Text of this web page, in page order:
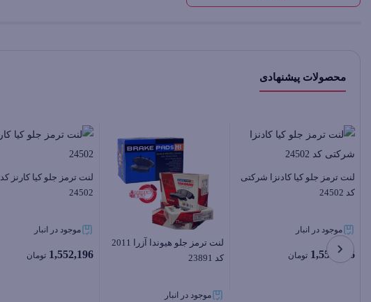
محصولات پیشنهادی
لنت ترمز جلو کیا کادنزا شرکتی
کد 24502
موجود در انبار
1,552,196 تومان
لنت ترمز جلو هیوندا آزرا 2011
کد 23891
موجود در انبار
لنت ترمز جلو کیا کارنز کد
24502
موجود در انبار
1,552,196 تومان